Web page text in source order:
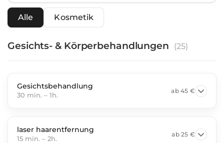
Alle Kosmetik
Gesichts- & Körperbehandlungen (25)
Gesichtsbehandlung
30 min. – 1h.
ab45 €
laser haarentfernung
15 min. – 2h.
ab25 €